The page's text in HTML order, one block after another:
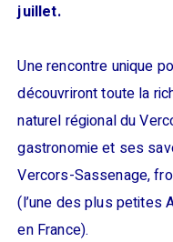
juillet.
Une rencontre unique
découvriront toute la
naturel régional du
gastronomie et ses
Vercors-Sassenage,
(l’une des plus petites
en France).